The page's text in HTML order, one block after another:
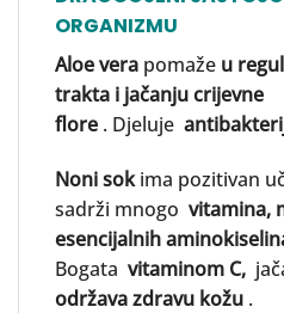
ORGANIZMU
Aloe vera pomaže u
trakta i jačanju crijevne
flore . Djeluje
Noni sokima pozitivan
sadrži mnogo vitamina,
esencijalnih
Bogata vitaminom C,
održava zdravu kožu .